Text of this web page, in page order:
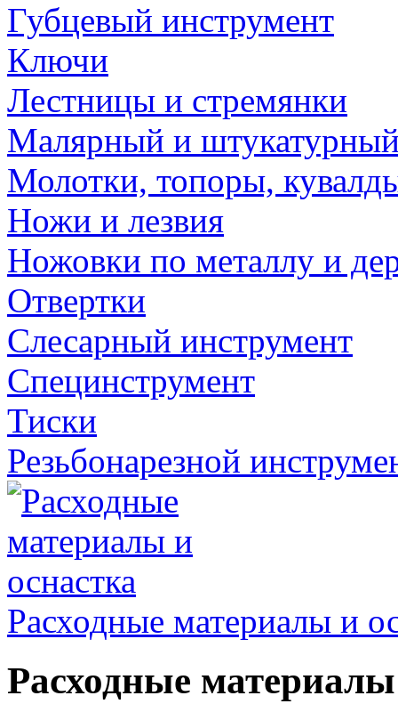
Губцевый инструмент
Ключи
Лестницы и стремянки
Малярный и
Молотки, топоры,
Ножи и лезвия
Ножовки по металлу и
Отвертки
Слесарный инструмент
Специнструмент
Тиски
Резьбонарезной
Расходные материалы и
Расходные